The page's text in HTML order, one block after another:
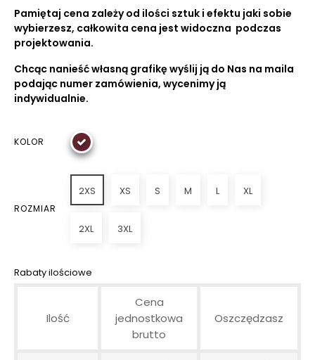
Pamiętaj cena zależy od ilości sztuk i efektu jaki sobie
wybierzesz, całkowita cena jest widoczna podczas
projektowania.
Chcąc nanieść własną grafikę wyślij ją do Nas na maila
podając numer zamówienia, wycenimy ją
indywidualnie.
KOLOR
ROZMIAR
2XS XS S M L XL
2XL 3XL
Rabaty ilościowe
Ilość
Cena
jednostkowa
brutto
Oszczędzasz